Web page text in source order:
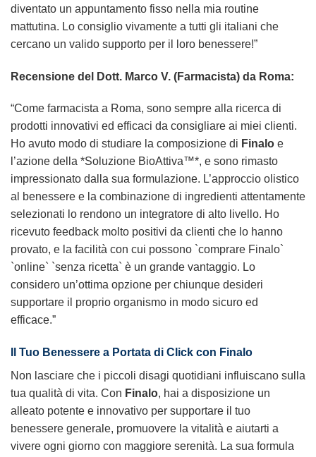
diventato un appuntamento fisso nella mia routine
mattutina. Lo consiglio vivamente a tutti gli italiani che
cercano un valido supporto per il loro benessere!”
Recensione del Dott. Marco V. (Farmacista) da Roma:
“Come farmacista a Roma, sono sempre alla ricerca di
prodotti innovativi ed efficaci da consigliare ai miei clienti.
Ho avuto modo di studiare la composizione di Finalo e
l’azione della *Soluzione BioAttiva™*, e sono rimasto
impressionato dalla sua formulazione. L’approccio olistico
al benessere e la combinazione di ingredienti attentamente
selezionati lo rendono un integratore di alto livello. Ho
ricevuto feedback molto positivi da clienti che lo hanno
provato, e la facilità con cui possono `comprare Finalo`
`online` `senza ricetta` è un grande vantaggio. Lo
considero un’ottima opzione per chiunque desideri
supportare il proprio organismo in modo sicuro ed
efficace.”
Il Tuo Benessere a Portata di Click con Finalo
Non lasciare che i piccoli disagi quotidiani influiscano sulla
tua qualità di vita. Con Finalo, hai a disposizione un
alleato potente e innovativo per supportare il tuo
benessere generale, promuovere la vitalità e aiutarti a
vivere ogni giorno con maggiore serenità. La sua formula